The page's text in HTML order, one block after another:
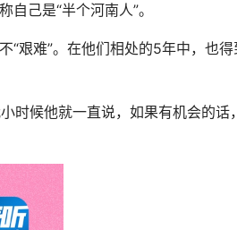
己是“半个河南人”。
艰难”。在他们相处的5年中，也得
候他就一直说，如果有机会的话